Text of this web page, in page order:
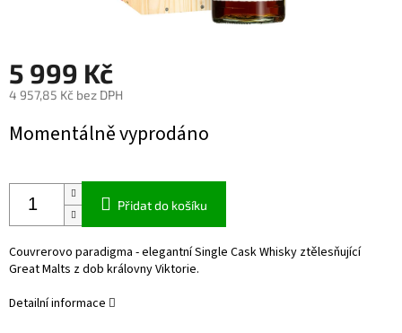
5 999 Kč
4 957,85 Kč bez DPH
cena:
Momentálně vyprodáno
Přidat do košíku
Couvrerovo paradigma - elegantní Single Cask Whisky ztělesňující
Great Malts z dob královny Viktorie.
Detailní informace